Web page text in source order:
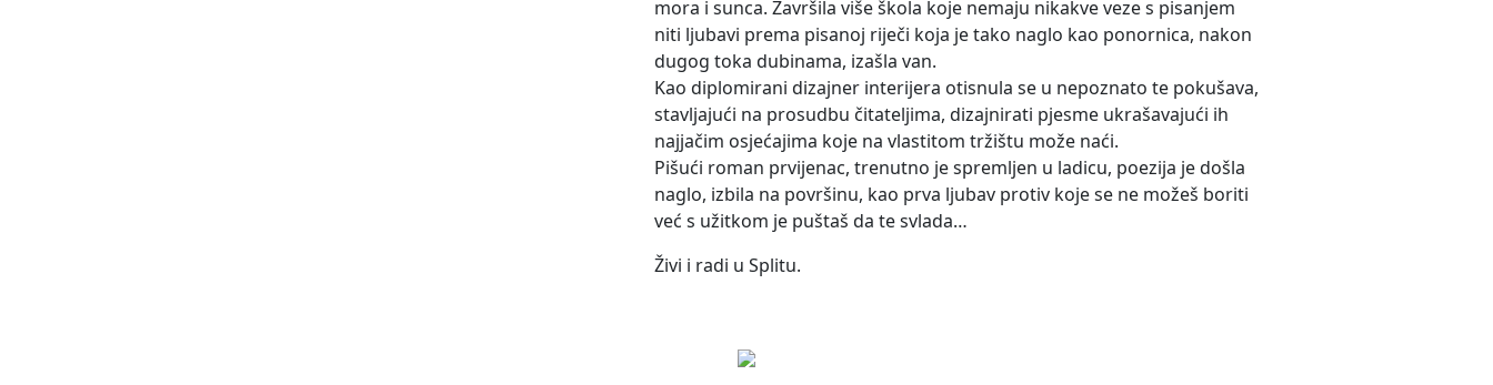
mora i sunca. Završila više škola koje nemaju nikakve veze s pisanjem
niti ljubavi prema pisanoj riječi koja je tako naglo kao ponornica, nakon
dugog toka dubinama, izašla van.
Kao diplomirani dizajner interijera otisnula se u nepoznato te pokušava,
stavljajući na prosudbu čitateljima, dizajnirati pjesme ukrašavajući ih
najjačim osjećajima koje na vlastitom tržištu može naći.
Pišući roman prvijenac, trenutno je spremljen u ladicu, poezija je došla
naglo, izbila na površinu, kao prva ljubav protiv koje se ne možeš boriti
već s užitkom je puštaš da te svlada…
Živi i radi u Splitu.